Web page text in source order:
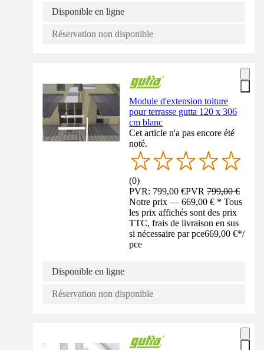
Disponible en ligne
Réservation non disponible
Module d'extension toiture
pour terrasse gutta 120 x 306
cm blanc
Cet article n'a pas encore été
noté.
(0)
PVR: 799,00 €PVR799,00 €
Notre prix — 669,00 € * Tous
les prix affichés sont des prix
TTC, frais de livraison en sus
si nécessaire par pce669,00 €*/
pce
Disponible en ligne
Réservation non disponible